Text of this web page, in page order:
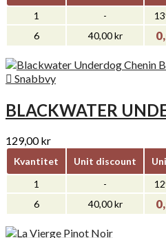
1
-
6
40,00 kr
 Snabbvy
BLACKWATER
129,00 kr
Kvantitet Unit discount
1
-
6
40,00 kr